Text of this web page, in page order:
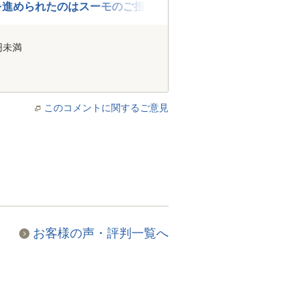
められたのはスーモのご担
未満
このコメントに関するご意見
お客様の声・評判一覧へ